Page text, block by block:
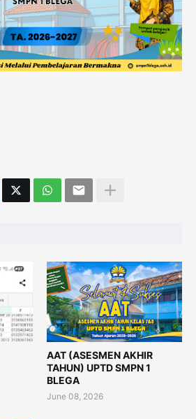
AAT (ASESMEN AKHIR
TAHUN) UPTD SMPN 1
BLEGA
June 08, 2026